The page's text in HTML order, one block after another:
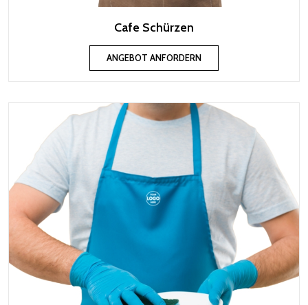
Cafe Schürzen
ANGEBOT ANFORDERN